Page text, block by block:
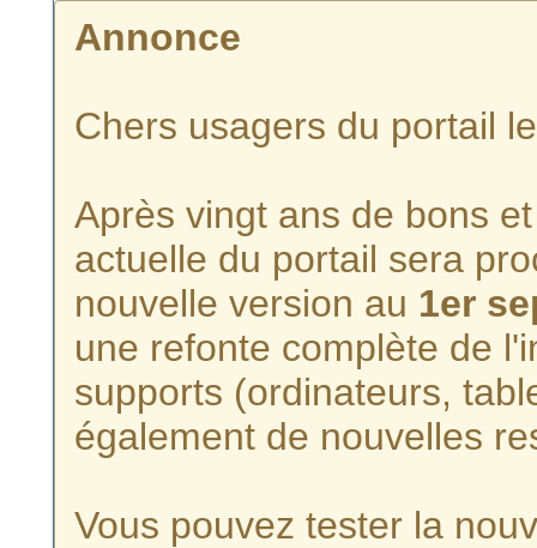
Annonce
Chers usagers du portail
Après vingt ans de bons
actuelle du portail sera
nouvelle version au 1er
une refonte complète de
supports (ordinateurs,
également de nouvelles
Vous pouvez tester la